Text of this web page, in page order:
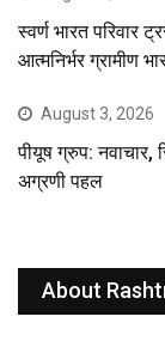
स्वर्ण भारत परिवार
आत्मनिर्भर ग्रामीण
August 3, 2026
पीयूष ग्रुप:
अग्रणी पहल
About